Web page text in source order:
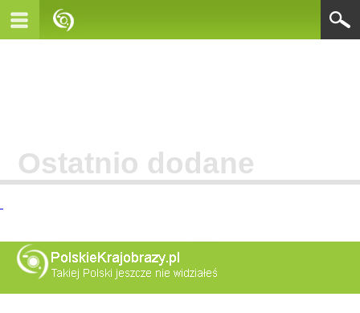
Ostatnio dodane